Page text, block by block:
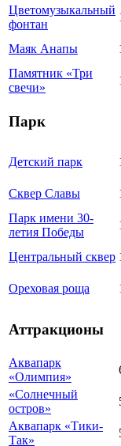
Цветомузыкальный
фонтан
Маяк Анапы
Памятник «Три
свечи»
Парк
Детский парк
Сквер Славы
Парк имени 30-
летия Победы
Центральный сквер
Ореховая роща
Аттракционы
Аквапарк
«Олимпия»
«Солнечный
остров»
Аквапарк «Тики-
Так»